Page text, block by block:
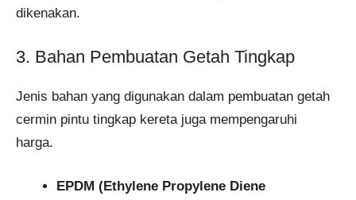
dikenakan.
3. Bahan Pembuatan Getah Tingkap
Jenis bahan yang digunakan dalam pembuatan getah
cermin pintu tingkap kereta juga mempengaruhi
harga.
EPDM (Ethylene Propylene Diene